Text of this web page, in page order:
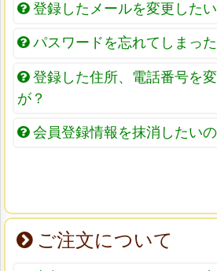
登録したメールを変更した
パスワードを忘れてしまっ
登録した住所、電話番号を
が？
会員登録情報を抹消したいの
ご注文について